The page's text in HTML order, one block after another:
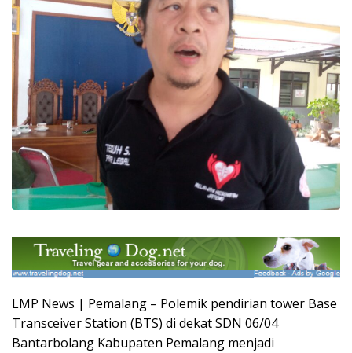
LMP News | Pemalang – Polemik pendirian tower Base
Transceiver Station (BTS) di dekat SDN 06/04
Bantarbolang Kabupaten Pemalang menjadi